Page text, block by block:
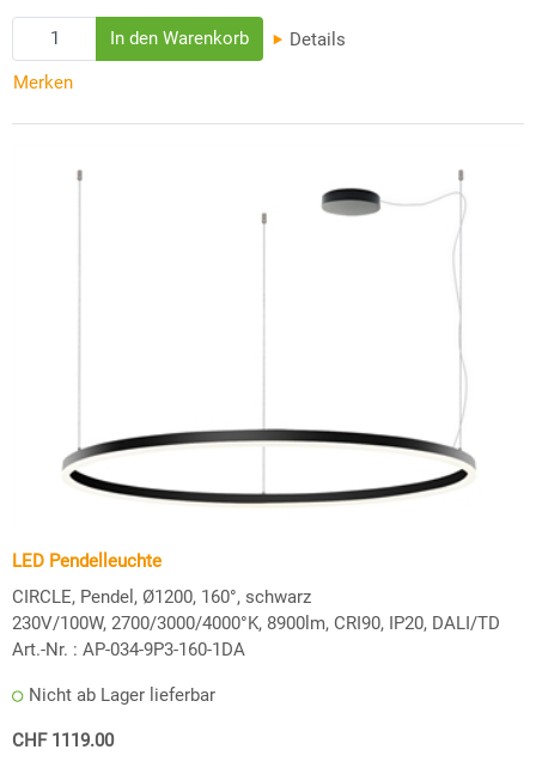
Details
Merken
LED Pendelleuchte
CIRCLE, Pendel, Ø1200, 160°, schwarz
230V/100W, 2700/3000/4000°K, 8900lm, CRI90, IP20, DALI/TD
Art.-Nr. : AP-034-9P3-160-1DA
Nicht ab Lager lieferbar
CHF 1119.00